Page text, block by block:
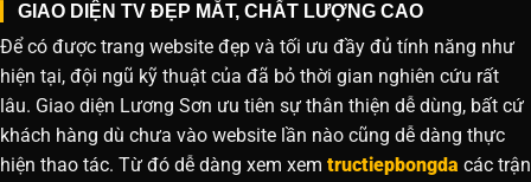
GIAO DIỆN TV ĐẸP MẮT, CHẤT LƯỢNG CAO
Để có được trang website đẹp và tối ưu đầy đủ tính năng như
hiện tại, đội ngũ kỹ thuật của đã bỏ thời gian nghiên cứu rất
lâu. Giao diện Lương Sơn ưu tiên sự thân thiện dễ dùng, bất cứ
khách hàng dù chưa vào website lần nào cũng dễ dàng thực
hiện thao tác. Từ đó dễ dàng xem xem tructiepbongda các trận